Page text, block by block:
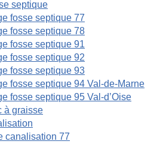
septique
fosse septique 77
fosse septique 78
fosse septique 91
fosse septique 92
fosse septique 93
fosse septique 94 Val-de-Marne
fosse septique 95 Val-d’Oise
à graisse
canalisation 77